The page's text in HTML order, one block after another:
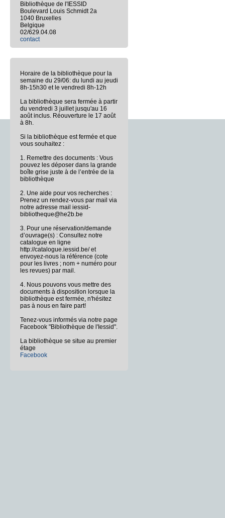
Bibliothèque de l'IESSID
Boulevard Louis Schmidt 2a
1040 Bruxelles
Belgique
02/629.04.08
contact
Horaire de la bibliothèque pour la
semaine du 29/06: du lundi au jeudi
8h-15h30 et le vendredi 8h-12h
La bibliothèque sera fermée à partir
du vendredi 3 juillet jusqu'au 16
août inclus. Réouverture le 17 août
à 8h.
Si la bibliothèque est fermée et que
vous souhaitez :
1. Remettre des documents : Vous
pouvez les déposer dans la grande
boîte grise juste à de l’entrée de la
bibliothèque
2. Une aide pour vos recherches :
Prenez un rendez-vous par mail via
notre adresse mail iessid-
bibliotheque@he2b.be
3. Pour une réservation/demande
d’ouvrage(s) : Consultez notre
catalogue en ligne
http://catalogue.iessid.be/ et
envoyez-nous la référence (cote
pour les livres ; nom + numéro pour
les revues) par mail.
4. Nous pouvons vous mettre des
documents à disposition lorsque la
bibliothèque est fermée, n'hésitez
pas à nous en faire part!
Tenez-vous informés via notre page
Facebook "Bibliothèque de l'Iessid".
La bibliothèque se situe au premier
étage
Facebook